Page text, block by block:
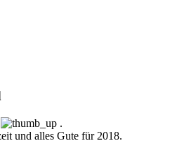
.
und alles Gute für 2018.